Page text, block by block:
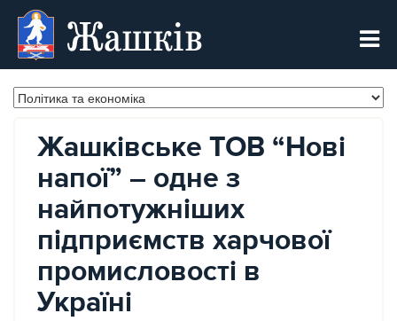
Жашків
Жашківське ТОВ “Нові
напої” – одне з
найпотужніших
підприємств харчової
промисловості в
Україні